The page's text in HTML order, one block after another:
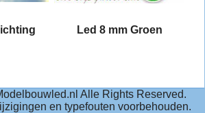
Led 8 mm Groen
Alle Rights Reserved.
en typefouten voorbehouden.